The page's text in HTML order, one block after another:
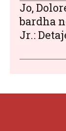
Jo,
bardha
Jr.: